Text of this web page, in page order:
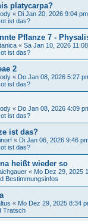
platycarpa?
« Di Jan 20, 2026 9:04 pm
ist das?
Pflanze 7 -
« Sa Jan 10, 2026
ist das?
2
« Do Jan 08, 2026 5:27
ist das?
« Do Jan 08, 2026 4:09
ist das?
ist das?
« Di Jan 06, 2026 9:46
ist das?
heißt wieder so
« Mo Dez 29, 2025
Bestimmungsinfos
« Mo Dez 29, 2025 8:34
Tratsch